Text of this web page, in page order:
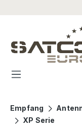
Zum Hauptinhalt
Empfang
XP Serie